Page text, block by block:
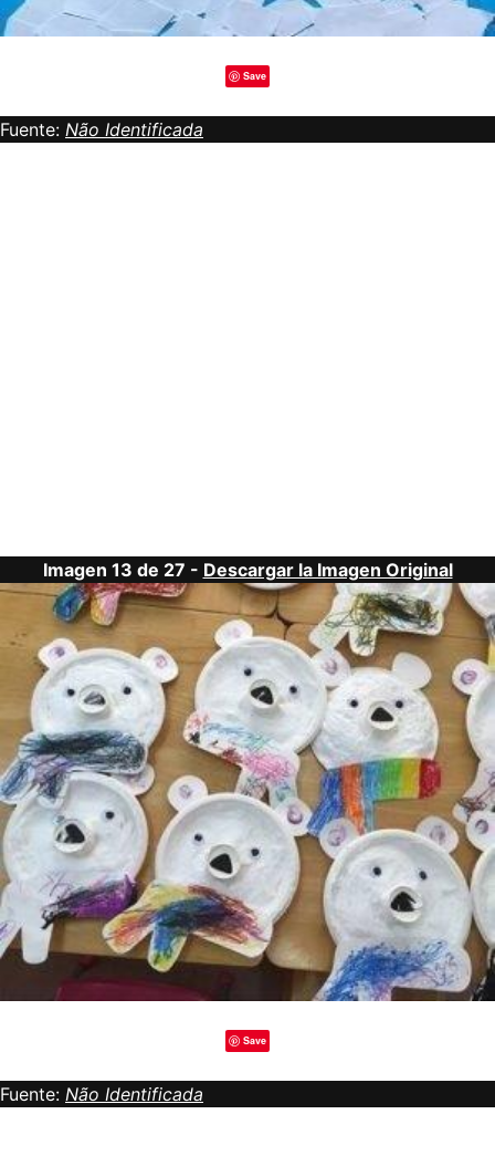
Save
Fuente: Não Identificada
Imagen 13 de 27 - Descargar la Imagen Original
Save
Fuente: Não Identificada